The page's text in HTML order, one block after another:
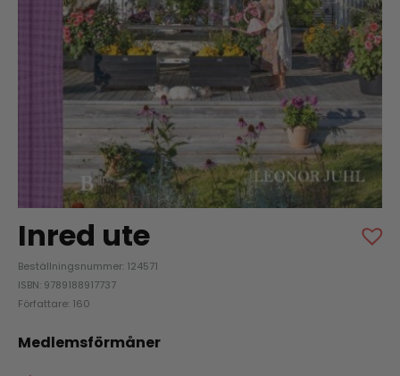
Inred ute
Beställningsnummer: 124571
ISBN: 9789188917737
Författare: 160
Medlemsförmåner